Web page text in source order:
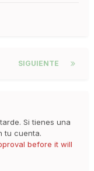
SIGUIENTE
Si tienes una
tu cuenta.
before it will